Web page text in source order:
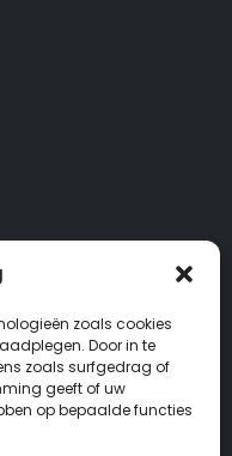
zoals cookies
Door in te
zoals surfgedrag of
geeft of uw
op bepaalde functies